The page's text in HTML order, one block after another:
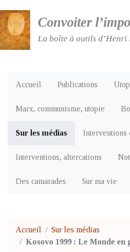
Convoiter
La boîte à outils
Accueil Publications
Marx, communisme, utopie
Sur les médias Interventions
Interventions, altercations
Des camarades Sur ma vie
Accueil
Sur les médias
Kosovo 1999 : Le Monde en